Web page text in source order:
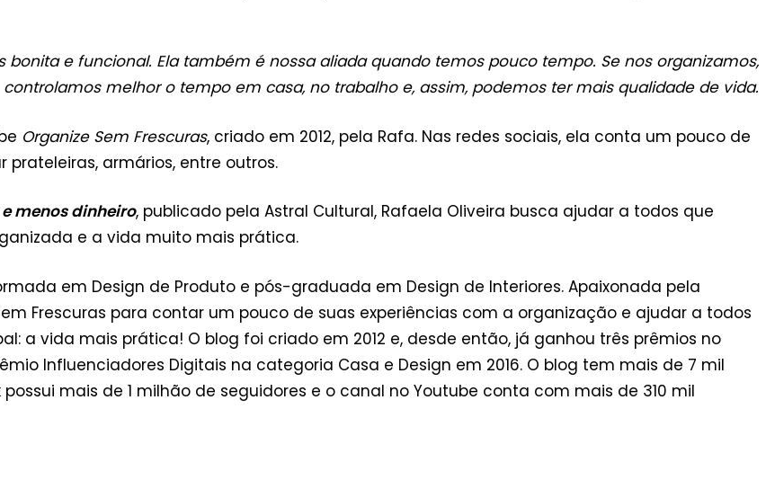
bonita e funcional. Ela também é nossa aliada quando temos pouco tempo. Se nos organizamos,
controlamos melhor o tempo em casa, no trabalho e, assim, podemos ter mais qualidade de vida.
Organize Sem Frescuras, criado em 2012, pela Rafa. Nas redes sociais, ela conta um pouco de
armários, entre outros.
menos dinheiro, publicado pela Astral Cultural, Rafaela Oliveira busca ajudar a todos que
e a vida muito mais prática.
em Design de Produto e pós-graduada em Design de Interiores. Apaixonada pela
Frescuras para contar um pouco de suas experiências com a organização e ajudar a todos
a vida mais prática! O blog foi criado em 2012 e, desde então, já ganhou três prêmios no
Influenciadores Digitais na categoria Casa e Design em 2016. O blog tem mais de 7 mil
mais de 1 milhão de seguidores e o canal no Youtube conta com mais de 310 mil